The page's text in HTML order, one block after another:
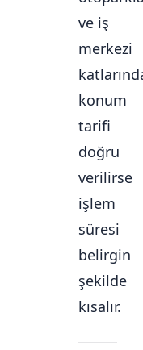
ve iş
merkezi
konum
tarifi
doğru
verilirse
işlem
süresi
belirgin
şekilde
kısalır.